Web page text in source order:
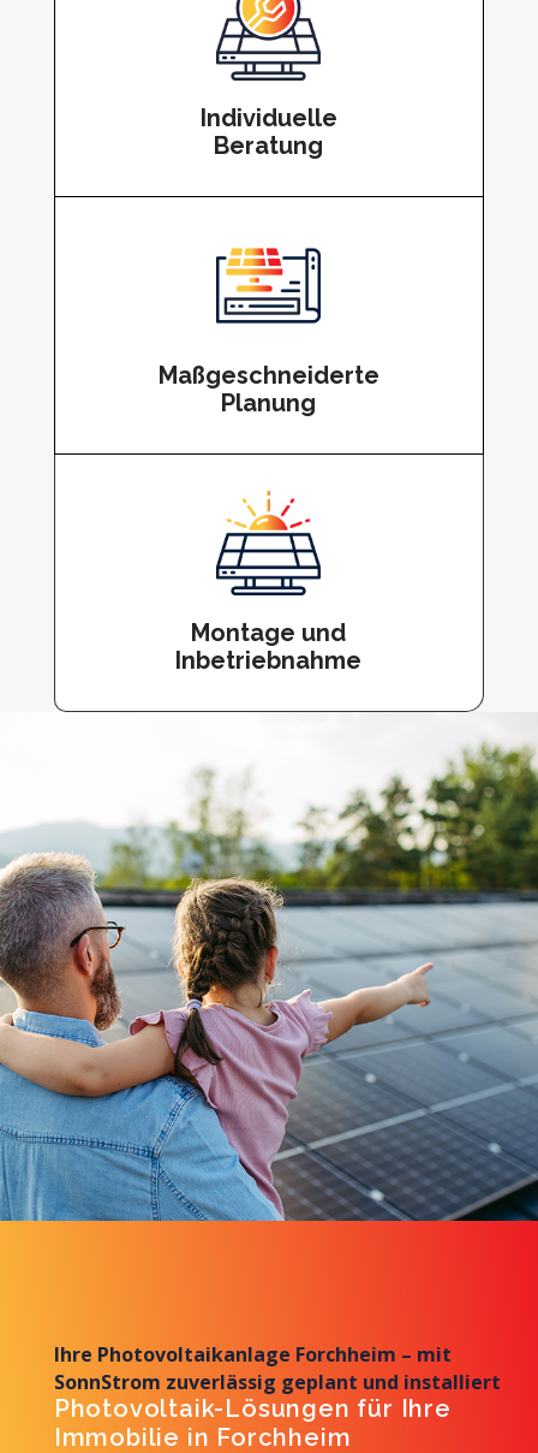
Individuelle
Beratung
Maßgeschneiderte
Planung
Montage und
Inbetriebnahme
Ihre Photovoltaikanlage Forchheim – mit
SonnStrom zuverlässig geplant und installiert
Photovoltaik-Lösungen für Ihre
Immobilie in Forchheim